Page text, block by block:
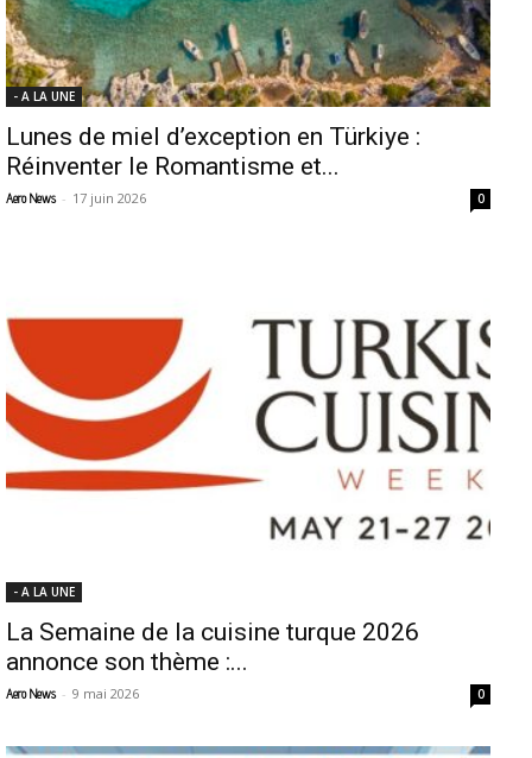
- A LA UNE
Lunes de miel d’exception en Türkiye :
Réinventer le Romantisme et...
Aero News - 17 juin 2026 0
- A LA UNE
La Semaine de la cuisine turque 2026
annonce son thème :...
Aero News - 9 mai 2026 0